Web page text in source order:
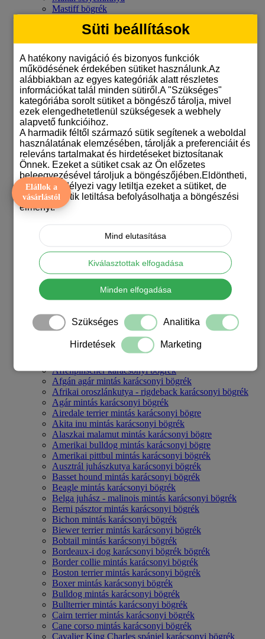
Mastiff bögrék
Mudi bögrék
Orosz terrier bögrék
Papillon bögrék
Pekingi palotapincsi bögrék
Pitbull terrier bögrék
Pointeres bögrék
Pulis bögre
Pumi bögrék
Ridgeback bögrék
Rottweiler mintás bögre
Schnauzeres bögrék
Shar-pei bögrék
Shiba inu bögrék
Shih-tzu mintás bögrék
Sinka bögrék
Skót juhászkutya bögrék
Svájci juhászkutyás bögrék
Szamojéd bögrék
Tacskó mintás bögrék
Törpespicc mintájú bögrék
Uszkáros bögrék
Vicces kutyás bögrék
Welsh terrier mintás bögrék
Westie bögrék
Yorkshire terrieres bögrék
Mutass mindent Kutyás bögrék
Affenpinscher karácsonyi bögrék
Afgán agár mintás karácsonyi bögrék
Afrikai oroszlánkutya - rigdeback karácsonyi bögrék
Agár mintás karácsonyi bögrék
Airedale terrier mintás karácsonyi bögre
Akita inu mintás karácsonyi bögrék
Alaszkai malamut mintás karácsonyi bögre
Amerikai bulldog mintás karácsonyi bögre
Amerikai pittbul mintás karácsonyi bögrék
Ausztrál juhászkutya karácsonyi bögrék
Basset hound mintás karácsonyi bögrék
Beagle mintás karácsonyi bögrék
Belga juhász - malinois mintás karácsonyi bögrék
Berni pásztor mintás karácsonyi bögrék
Bichon mintás karácsonyi bögrék
Biewer terrier mintás karácsonyi bögrék
Bobtail mintás karácsonyi bögrék
Bordeaux-i dog karácsonyi bögrék bögrék
Border collie mintás karácsonyi bögrék
Boston terrier mintás karácsonyi bögrék
Boxer mintás karácsonyi bögrék
Bulldog mintás karácsonyi bögrék
Bullterrier mintás karácsonyi bögrék
Cairn terrier mintás karácsonyi bögrék
Cane corso mintás karácsonyi bögrék
Cavalier King Charles spániel karácsonyi bögrék
Elállok a
vásárlástól
Süti beállítások
A hatékony navigáció és bizonyos funkciók
működésének érdekében sütiket használunk.Az
alábbiakban az egyes kategóriák alatt részletes
információkat talál minden sütiről.A "Szükséges"
kategóriába sorolt sütiket a böngésző tárolja, mivel
ezek elengedhetetlenül szükségesek a webhely
alapvető funkcióihoz.
A harmadik féltől származó sütik segítenek a weboldal
használatának elemzésében, tárolják a preferenciáit és
releváns tartalmakat és hirdetéseket biztosítanak
Önnek. Ezeket a sütiket csak az Ön előzetes
beleegyezésével tároljuk a böngészőjében.Eldöntheti,
hogy engedélyezi vagy letiltja ezeket a sütiket, de
bizonyos sütik letiltása befolyásolhatja a böngészési
élményt.
Mind elutasítása
Kiválasztottak elfogadása
Minden elfogadása
Szükséges Analitika
Hirdetések Marketing